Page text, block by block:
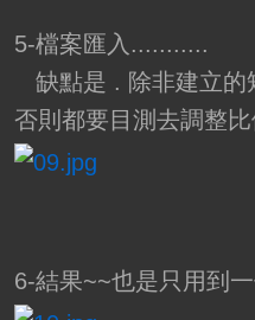
5-檔案匯入...........
缺點是 . 除非建立的
否則都要目測去調整比
6-結果~~也是只用到